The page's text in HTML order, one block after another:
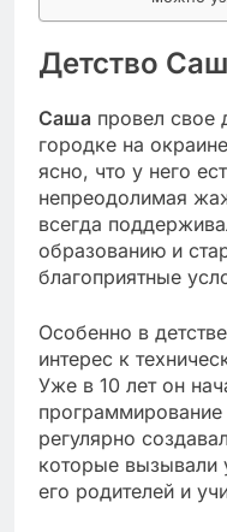
Детство
Саша провел свое
городке на
ясно, что у него
непреодолимая
всегда
образованию и
благоприятные
Особенно в детстве
интерес к
Уже в 10 лет он
регулярно
которые вызывали
его родителей и